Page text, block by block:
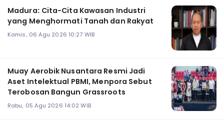
Madura: Cita-Cita Kawasan Industri
yang Menghormati Tanah dan Rakyat
Kamis, 06 Agu 2026 10:27 WIB
Muay Aerobik Nusantara Resmi Jadi
Aset Intelektual PBMI, Menpora Sebut
Terobosan Bangun Grassroots
Rabu, 05 Agu 2026 14:02 WIB